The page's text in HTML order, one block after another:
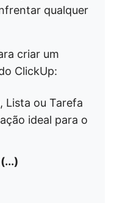
qualquer
criar um
ClickUp:
Lista ou Tarefa
ideal para o